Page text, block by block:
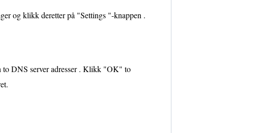
og klikk deretter på "Settings "-knappen .
to DNS server adresser . Klikk "OK" to